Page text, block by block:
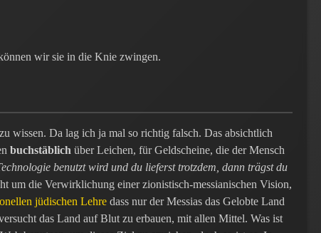
wir sie in die Knie zwingen.
wissen. Da lag ich ja mal so richtig falsch. Das absichtlich
buchstäblich über Leichen, für Geldscheine, die der Mensch
benutzt wird und du lieferst trotzdem, dann trägst du
um die Verwirklichung einer zionistisch-messianischen Vision,
jüdischen Lehre dass nur der Messias das Gelobte Land
das Land auf Blut zu erbauen, mit allen Mittel. Was ist